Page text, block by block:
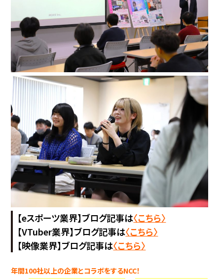
【eスポーツ業界】ブログ記事は〈こちら〉
【VTuber業界】ブログ記事は〈こちら〉
【映像業界】ブログ記事は〈こちら〉
年間100社以上の企業とコラボをするNCC！